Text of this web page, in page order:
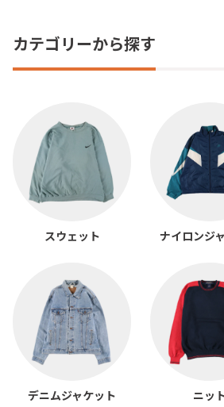
カテゴリーから探す
スウェット ナイロンジ
デニムジャケット ニッ